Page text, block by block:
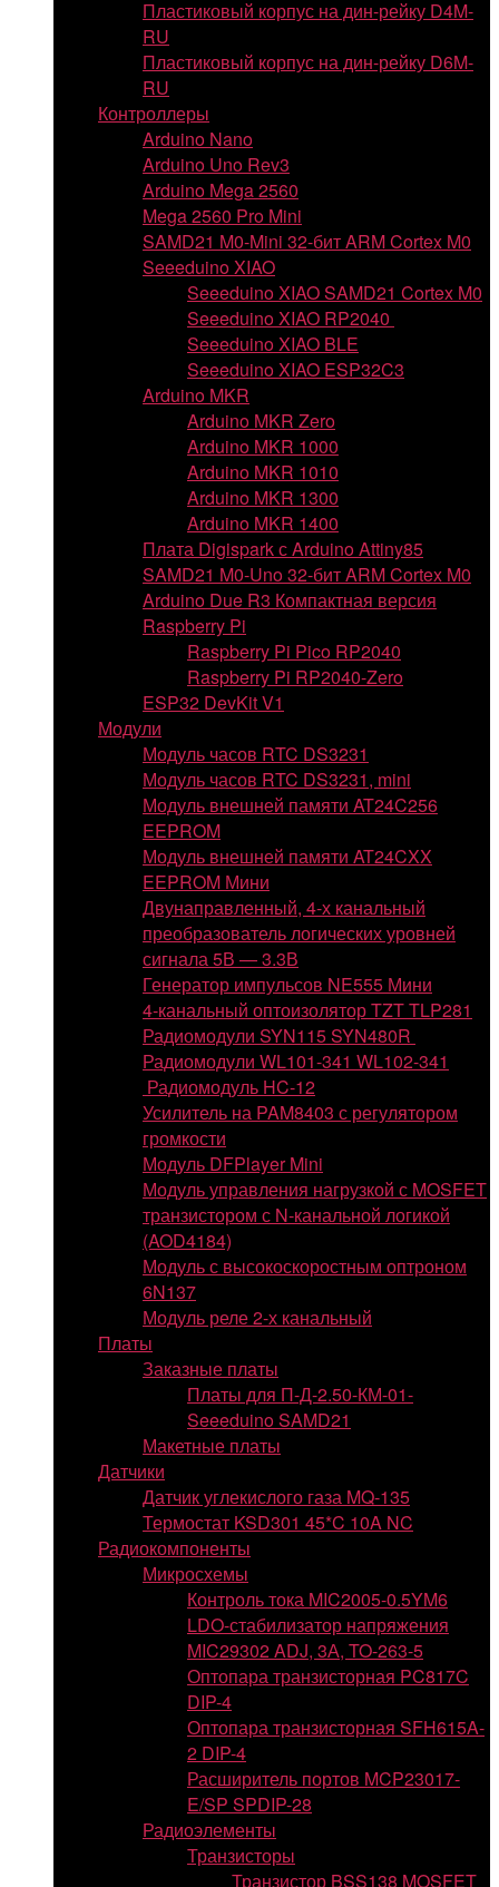
Пластиковый корпус на дин-рейку D4M-
RU
Пластиковый корпус на дин-рейку D6M-
RU
Контроллеры
Arduino Nano
Arduino Uno Rev3
Arduino Mega 2560
Mega 2560 Pro Mini
SAMD21 M0-Mini 32-бит ARM Cortex M0
Seeeduino XIAO
Seeeduino XIAO SAMD21 Cortex M0
Seeeduino XIAO RP2040
Seeeduino XIAO BLE
Seeeduino XIAO ESP32C3
Arduino MKR
Arduino MKR Zero
Arduino MKR 1000
Arduino MKR 1010
Arduino MKR 1300
Arduino MKR 1400
Плата Digispark с Arduino Attiny85
SAMD21 M0-Uno 32-бит ARM Cortex M0
Arduino Due R3 Компактная версия
Raspberry Pi
Raspberry Pi Pico RP2040
Raspberry Pi RP2040-Zero
ESP32 DevKit V1
Модули
Модуль часов RTC DS3231
Модуль часов RTC DS3231, mini
Модуль внешней памяти AT24C256
EEPROM
Модуль внешней памяти AT24CXX
EEPROM Мини
Двунаправленный, 4-х канальный
преобразователь логических уровней
сигнала 5В — 3.3В
Генератор импульсов NE555 Мини
4-канальный оптоизолятор TZT TLP281
Радиомодули SYN115 SYN480R
Радиомодули WL101-341 WL102-341
Радиомодуль HC-12
Усилитель на PAM8403 с регулятором
громкости
Модуль DFPlayer Mini
Модуль управления нагрузкой с MOSFET
транзистором с N-канальной логикой
(AOD4184)
Модуль с высокоскоростным оптроном
6N137
Модуль реле 2-х канальный
Платы
Заказные платы
Платы для П-Д-2.50-КМ-01-
Seeeduino SAMD21
Макетные платы
Датчики
Датчик углекислого газа MQ-135
Термостат KSD301 45*C 10A NC
Радиокомпоненты
Микросхемы
Контроль тока MIC2005-0.5YM6
LDO-стабилизатор напряжения
MIC29302 ADJ, 3А, TO-263-5
Оптопара транзисторная PC817C
DIP-4
Оптопара транзисторная SFH615A-
2 DIP-4
Расширитель портов MCP23017-
E/SP SPDIP-28
Радиоэлементы
Транзисторы
Транзистор BSS138 MOSFET